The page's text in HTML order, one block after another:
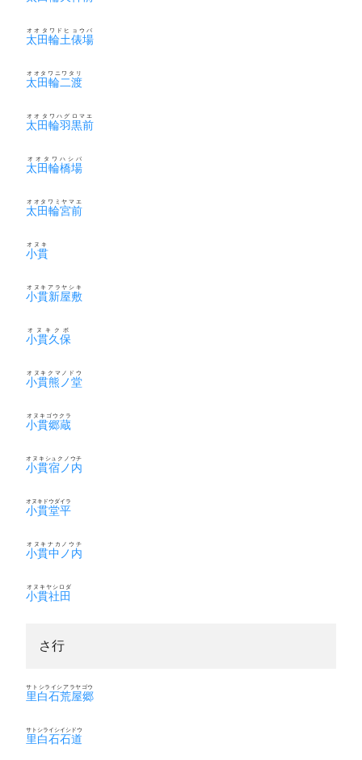
太田輪土俵場
オオタワドヒョウバ
太田輪二渡
オオタワニワタリ
太田輪羽黒前
オオタワハグロマエ
太田輪橋場
オオタワハシバ
太田輪宮前
オオタワミヤマエ
小貫
オヌキ
小貫新屋敷
オヌキアラヤシキ
小貫久保
オヌキクボ
小貫熊ノ堂
オヌキクマノドウ
小貫郷蔵
オヌキゴウクラ
小貫宿ノ内
オヌキシュクノウチ
小貫堂平
オヌキドウダイラ
小貫中ノ内
オヌキナカノウチ
小貫社田
オヌキヤシロダ
さ行
里白石荒屋郷
サトシライシアラヤゴウ
里白石石道
サトシライシイシドウ